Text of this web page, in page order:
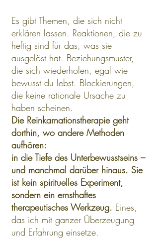
Es gibt Themen, die sich nicht
erklären lassen. Reaktionen, die zu
heftig sind für das, was sie
ausgelöst hat. Beziehungsmuster,
die sich wiederholen, egal wie
bewusst du lebst. Blockierungen,
die keine rationale Ursache zu
haben scheinen.
Die Reinkarnationstherapie geht
dorthin, wo andere Methoden
aufhören:
in die Tiefe des Unterbewusstseins –
und manchmal darüber hinaus. Sie
ist kein spirituelles Experiment,
sondern ein ernsthaftes
therapeutisches Werkzeug. Eines,
das ich mit ganzer Überzeugung
und Erfahrung einsetze.